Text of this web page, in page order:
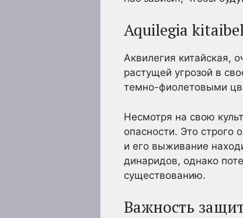
Aquilegia
Аквилегия китайская,
растущей угрозой в
темно-фиолетовыми
Несмотря на свою
опасности. Это строго
и его выживание
динаридов, однако
существованию.
Важность